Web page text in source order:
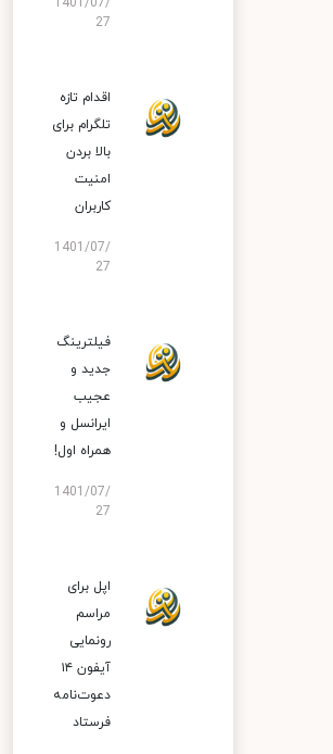
27
اقدام تازه
تلگرام برای
بالا بردن
امنیت
کاربران
1401/07/
27
فیلترینگ
جدید و
عجیب
ایرانسل و
همراه اول!
1401/07/
27
اپل برای
مراسم
رونمایی
آیفون ۱۴
دعوت‌نامه
فرستاد